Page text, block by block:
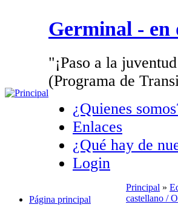
Germinal - en
"¡Paso a la
(Programa de
¿Quienes
Enlaces
¿Qué hay de
Login
Página principal
Principal »
castellano /